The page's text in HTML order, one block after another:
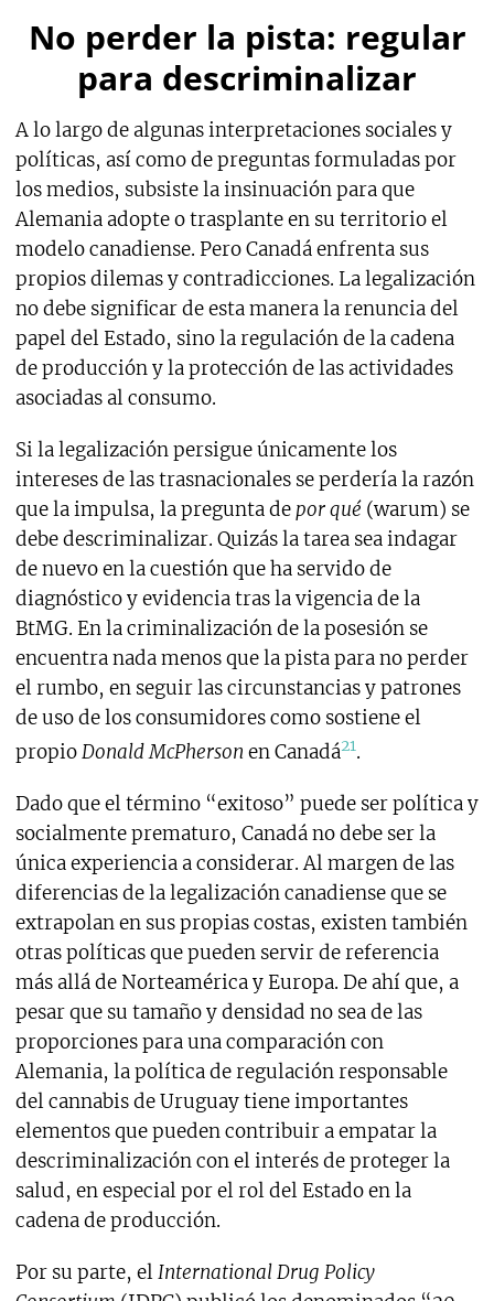
No perder la pista: regular
para descriminalizar
A lo largo de algunas interpretaciones sociales y
políticas, así como de preguntas formuladas por
los medios, subsiste la insinuación para que
Alemania adopte o trasplante en su territorio el
modelo canadiense. Pero Canadá enfrenta sus
propios dilemas y contradicciones. La legalización
no debe significar de esta manera la renuncia del
papel del Estado, sino la regulación de la cadena
de producción y la protección de las actividades
asociadas al consumo.
Si la legalización persigue únicamente los
intereses de las trasnacionales se perdería la razón
que la impulsa, la pregunta de por qué (warum) se
debe descriminalizar. Quizás la tarea sea indagar
de nuevo en la cuestión que ha servido de
diagnóstico y evidencia tras la vigencia de la
BtMG. En la criminalización de la posesión se
encuentra nada menos que la pista para no perder
el rumbo, en seguir las circunstancias y patrones
de uso de los consumidores como sostiene el
propioDonald McPherson en Canadá21.
Dado que el término “exitoso” puede ser política y
socialmente prematuro, Canadá no debe ser la
única experiencia a considerar. Al margen de las
diferencias de la legalización canadiense que se
extrapolan en sus propias costas, existen también
otras políticas que pueden servir de referencia
más allá de Norteamérica y Europa. De ahí que, a
pesar que su tamaño y densidad no sea de las
proporciones para una comparación con
Alemania, la política de regulación responsable
del cannabis de Uruguay tiene importantes
elementos que pueden contribuir a empatar la
descriminalización con el interés de proteger la
salud, en especial por el rol del Estado en la
cadena de producción.
Por su parte, elInternational Drug Policy